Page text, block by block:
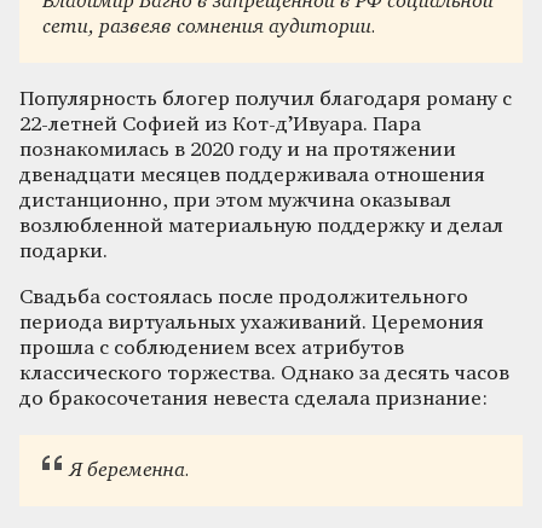
сети, развеяв сомнения аудитории.
Популярность блогер получил благодаря роману с
22-летней Софией из Кот-д’Ивуара. Пара
познакомилась в 2020 году и на протяжении
двенадцати месяцев поддерживала отношения
дистанционно, при этом мужчина оказывал
возлюбленной материальную поддержку и делал
подарки.
Свадьба состоялась после продолжительного
периода виртуальных ухаживаний. Церемония
прошла с соблюдением всех атрибутов
классического торжества. Однако за десять часов
до бракосочетания невеста сделала признание:
Я беременна.